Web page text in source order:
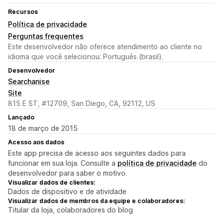
Recursos
Política de privacidade
Perguntas frequentes
Este desenvolvedor não oferece atendimento ao cliente no
idioma que você selecionou: Português (brasil).
Desenvolvedor
Searchanise
Site
815 E ST, #12709, San Diego, CA, 92112, US
Lançado
18 de março de 2015
Acesso aos dados
Este app precisa de acesso aos seguintes dados para
funcionar em sua loja. Consulte a política de privacidade do
desenvolvedor para saber o motivo.
Visualizar dados de clientes:
Dados de dispositivo e de atividade
Visualizar dados de membros da equipe e colaboradores:
Titular da loja, colaboradores do blog